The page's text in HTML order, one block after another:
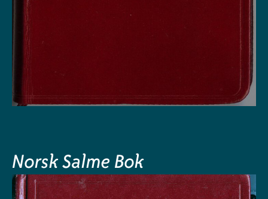
Norsk Salme Bok